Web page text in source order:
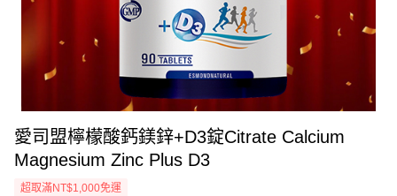
愛司盟檸檬酸鈣鎂鋅+D3錠Citrate Calcium
Magnesium Zinc Plus D3
超取滿NT$1,000免運